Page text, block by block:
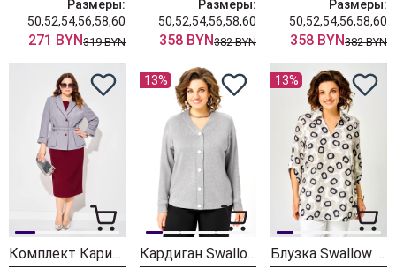
Размеры:
50,52,54,56,58,60
271 BYN319 BYN
Размеры:
50,52,54,56,58,60
358 BYN382 BYN
Размеры:
50,52,54,56,58,60
358 BYN382 BYN
Комплект Карина Делюкс 1382 сизый + бургунди
13%
Кардиган Swallow 889-2 серый+серебристый
13%
Блузка Swallow 937 серая+принт квадраты